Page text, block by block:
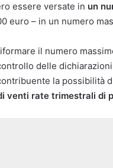
essere versate in un
euro – in un numero
il numero
delle
la possibilità
venti rate trimestrali di